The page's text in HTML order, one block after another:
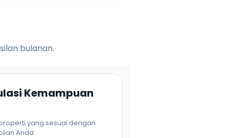
bulanan.
Kemampuan
yang sesuai dengan
Anda.